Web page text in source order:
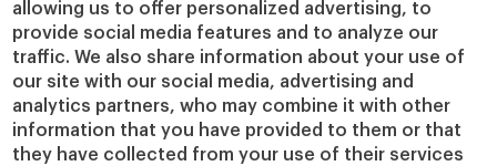
allowing us to offer personalized advertising, to
provide social media features and to analyze our
traffic. We also share information about your use of
our site with our social media, advertising and
analytics partners, who may combine it with other
information that you have provided to them or that
they have collected from your use of their services
IESE Insight
IESE Publishing
Colabora con el IESE
Servicios
Biblioteca
Canal de Compliance
Capellanía